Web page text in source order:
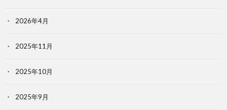
2026年4月
2025年11月
2025年10月
2025年9月